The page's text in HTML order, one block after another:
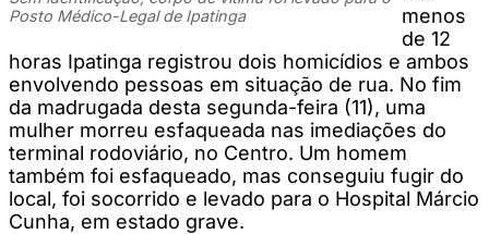
Posto Médico-Legal de Ipatinga
menos
de 12
horas Ipatinga registrou dois homicídios e ambos
envolvendo pessoas em situação de rua. No fim
da madrugada desta segunda-feira (11), uma
mulher morreu esfaqueada nas imediações do
terminal rodoviário, no Centro. Um homem
também foi esfaqueado, mas conseguiu fugir do
local, foi socorrido e levado para o Hospital Márcio
Cunha, em estado grave.